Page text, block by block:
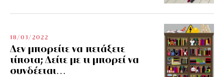
18/03/2022
Δεν μπορείτε να πετάξετε
τίποτα; Δείτε με τι μπορεί να
συνδέεται…